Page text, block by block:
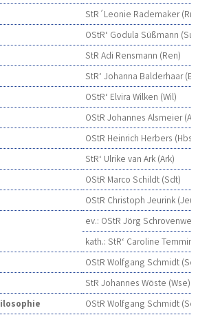
StR´Leonie Rademaker
OStR‘ Godula Süßmann
StR Adi Rensmann (Ren)
StR‘ Johanna Balderhaar
OStR‘ Elvira Wilken (Wil)
OStR Johannes Alsmeier
OStR Heinrich Herbers (Hbs)
StR‘ Ulrike van Ark (Ark)
OStR Marco Schildt (Sdt)
OStR Christoph Jeurink (Jeu)
ev.: OStR Jörg
kath.: StR‘ Caroline
OStR Wolfgang Schmidt
StR Johannes Wöste (Wse)
OStR Wolfgang Schmidt